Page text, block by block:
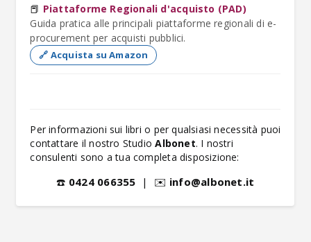
📕 Piattaforme Regionali d'acquisto (PAD)
Guida pratica alle principali piattaforme regionali di e-
procurement per acquisti pubblici.
🔗 Acquista su Amazon
Per informazioni sui libri o per qualsiasi necessità puoi
contattare il nostro StudioAlbonet. I nostri
consulenti sono a tua completa disposizione:
☎️ 0424 066355 | ✉️ info@albonet.it